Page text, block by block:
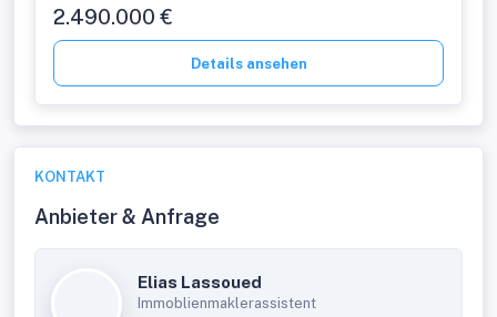
2.490.000 €
Details ansehen
KONTAKT
Anbieter & Anfrage
Elias Lassoued
Immoblienmaklerassistent